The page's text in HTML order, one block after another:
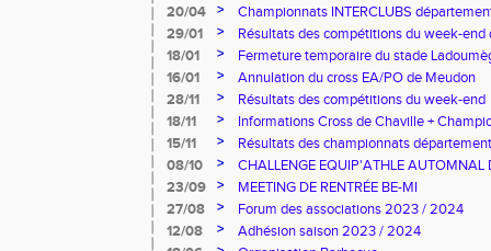
20/04
>
Championnats INTERCLUBS
29/01
>
Résultats des compétitions du week-
18/01
>
Fermeture temporaire du stade
16/01
>
Annulation du cross EA/PO de Meudon
28/11
>
Résultats des compétitions du week-end
18/11
>
Informations Cross de Chaville +
salle CJES du 92 (J1)
15/11 >
Résultats des championnats
08/10
>
CHALLENGE EQUIP'ATHLE AUTOMNAL
23/09
>
MEETING DE RENTRÉE BE-MI
27/08
>
Forum des associations 2023 / 2024
12/08
>
Adhésion saison 2023 / 2024